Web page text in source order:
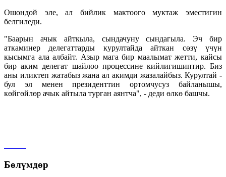
Ошондой эле, ал бийлик мактоого муктаж эместигин
белгиледи.
"Баарын ачык айткыла, сындачуну сындагыла. Эч бир
аткаминер делегаттарды курултайда айткан сөзү үчүн
кысымга ала албайт. Азыр мага бир маалымат жетти, кайсы
бир аким делегат шайлоо процессине кийлигишиптир. Биз
аны иликтеп жатабыз жана ал акимди жазалайбыз. Курултай -
бул эл менен президенттин ортомчусуз байланышы,
көйгөйлөр ачык айтыла турган аянтча", - деди өлкө башчы.
Бөлүмдөр